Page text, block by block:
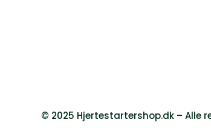
© 2025 Hjertestartershop.dk – Alle